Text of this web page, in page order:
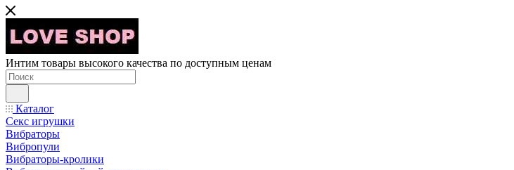
Интим товары высокого качества по доступным ценам
Каталог
Секс игрушки
Вибраторы
Вибропули
Вибраторы-кролики